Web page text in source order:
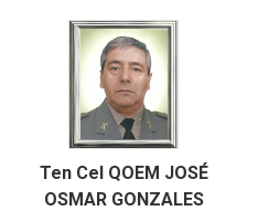
Ten Cel QOEM JOSÉ
OSMAR GONZALES